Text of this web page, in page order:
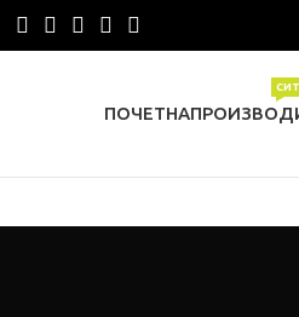
ПОЧЕТНА